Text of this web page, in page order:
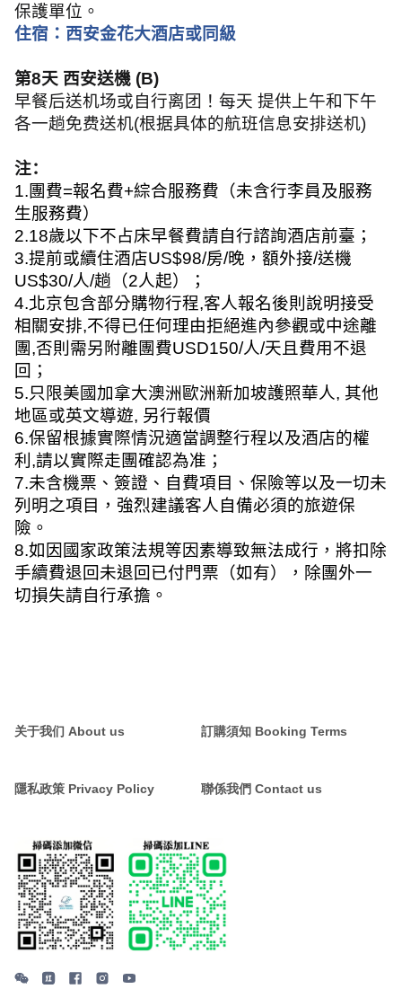
保護單位。
住宿：西安金花大酒店或同級
第8天 西安送機 (B)
早餐后送机场或自行离团！每天 提供上午和下午
各一趟免费送机(根据具体的航班信息安排送机)
注：
1.團費=報名費+綜合服務費（未含行李員及服務
生服務費）
2.18歲以下不占床早餐費請自行諮詢酒店前臺；
3.提前或續住酒店US$98/房/晚，額外接/送機
US$30/人/趟（2人起）；
4.北京包含部分購物行程,客人報名後則說明接受
相關安排,不得已任何理由拒絕進內參觀或中途離
團 ,否則需另附離團費USD150/人/天且費用不退
回；
5.只限美國加拿大澳洲歐洲新加坡護照華人, 其他
地區或英文導遊, 另行報價
6.保留根據實際情況適當調整行程以及酒店的權
利 ,請以實際走團確認為准；
7.未含機票、簽證、自費項目、保險等以及一切未
列明之項目，強烈建議客人自備必須的旅遊保
險。
8.如因國家政策法規等因素導致無法成行，將扣除
手續費退回未退回已付門票（如有），除團外一
切損失請自行承擔。
关于我们 About us 訂購須知 Booking Terms
隱私政策 Privacy Policy 聯係我們 Contact us